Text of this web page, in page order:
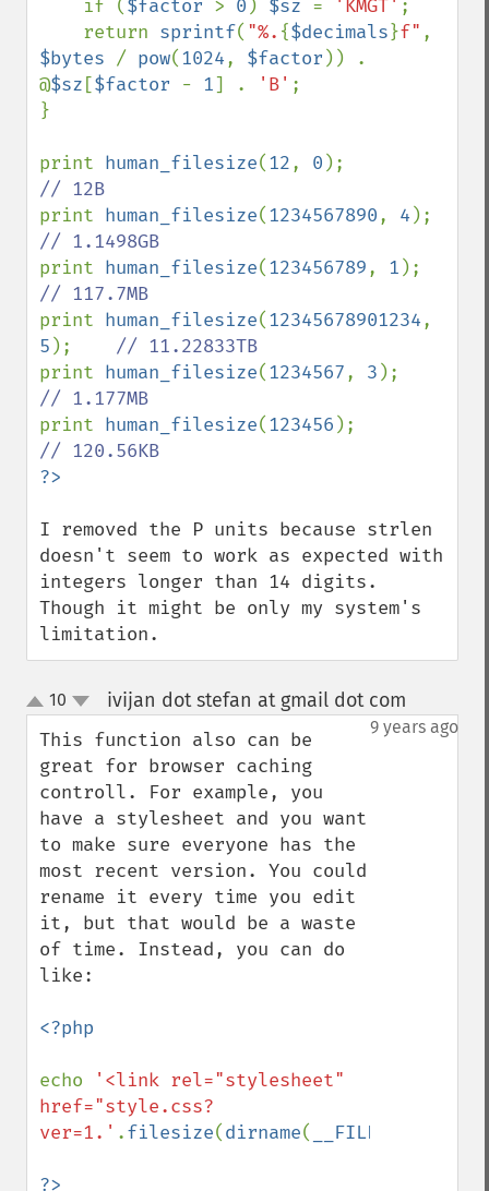
    if (
$factor > 0 ) $sz = 'KMGT' ;
    return
sprintf( "%. {$decimals}f"
$bytes / pow(1024, $factor )) .
@$sz [$factor - 1] . 'B' ;
}
print human_filesize(12, 0
print human_filesize(1234567890, 4
print human_filesize(123456789, 1
print human_filesize(12345678901234
5 );
print human_filesize(1234567, 3
print human_filesize(123456
I removed the P units because strlen
doesn't seem to work as expected with
integers longer than 14 digits.
Though it might be only my system's
limitation.
up
down
10 ivijan dot stefan at gmail dot com
9 years ago
This function also can be
great for browser caching
controll. For example, you
have a stylesheet and you want
to make sure everyone has the
most recent version. You could
rename it every time you edit
it, but that would be a waste
of time. Instead, you can do
like:
<?php
echo
'<link rel="stylesheet"
href="style.css?
ver=1.' .filesize(dirname( __FILE__